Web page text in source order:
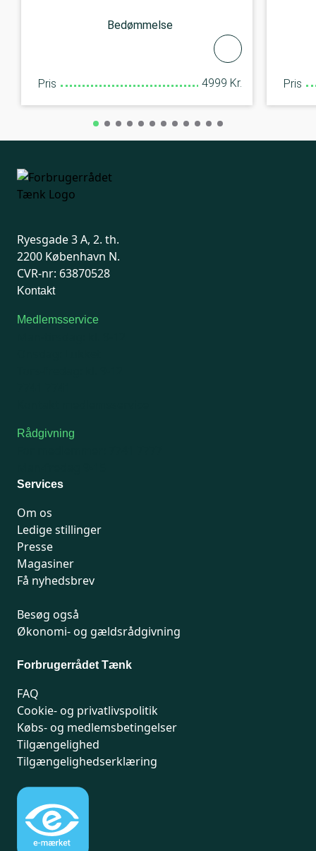
Bedømmelse
Pris 4999 Kr. Pris
Ryesgade 3 A, 2. th.
2200 København N.
CVR-nr: 63870528
Kontakt
Medlemsservice
Rådgivning
Services
Om os
Ledige stillinger
Presse
Magasiner
Få nyhedsbrev
Besøg også
Økonomi- og gældsrådgivning
Forbrugerrådet Tænk
FAQ
Cookie- og privatlivspolitik
Købs- og medlemsbetingelser
Tilgængelighed
Tilgængelighedserklæring